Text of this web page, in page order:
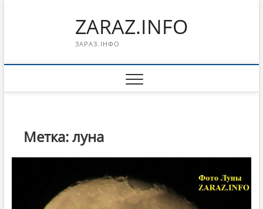
ZARAZ.INFO
ЗАРАЗ.ІНФО
Метка:луна